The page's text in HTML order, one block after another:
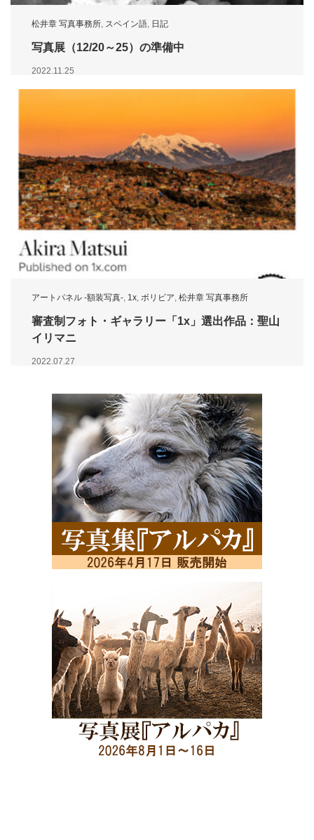
松井章 写真事務所, スペイン語, 日記
写真展（12/20～25）の準備中
2022.11.25
アートパネル -額装写真-, 1x, ボリビア, 松井章 写真事務所
審査制フォト・ギャラリー「1x」選出作品：聖山
イリマニ
2022.07.27